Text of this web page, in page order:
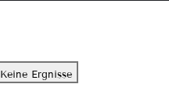
Keine Ergnisse